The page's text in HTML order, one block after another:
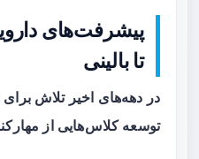
پیشرفت‌های
تا بالینی
توسعه کلاس‌هایی از